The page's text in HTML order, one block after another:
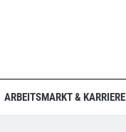
ARBEITSMARKT & KARRIERE